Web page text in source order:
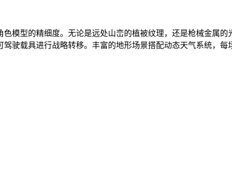
模型的精细度。无论是远处山峦的植被纹理，还是枪械金属
驶载具进行战略转移。丰富的地形场景搭配动态天气系统，每